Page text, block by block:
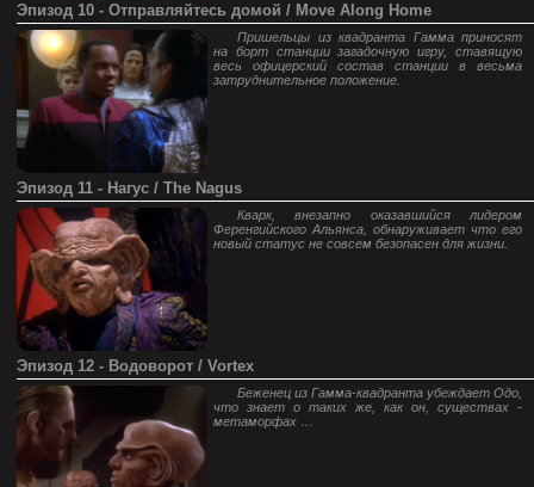
Эпизод 10 - Отправляйтесь домой / Move Along Home
Пришельцы из квадранта Гамма приносят
на борт станции загадочную игру, ставящую
весь офицерский состав станции в весьма
затруднительное положение.
Эпизод 11 - Нагус / The Nagus
Кварк, внезапно оказавшийся лидером
Ференгийского Альянса, обнаруживает что его
новый статус не совсем безопасен для жизни.
Эпизод 12 - Водоворот / Vortex
Беженец из Гамма-квадранта убеждает Одо,
что знает о таких же, как он, существах -
метаморфах …